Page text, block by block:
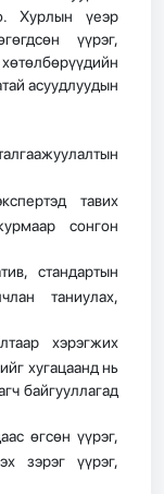
Хурлын үеэр
үүрэг,
асуудлуудын
тавих
сонгон
стандартын
таниулах,
хэрэгжих
хугацаанд нь
байгууллагад
өгсөн үүрэг,
зэрэг үүрэг,